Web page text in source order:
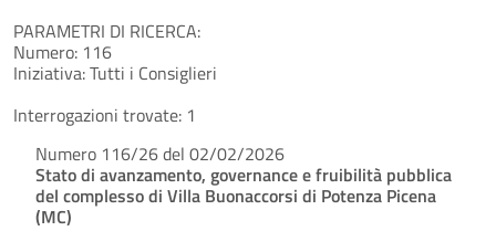
PARAMETRI DI RICERCA:
Numero: 116
Iniziativa:Tutti i Consiglieri
Interrogazioni trovate: 1
Numero 116/26 del 02/02/2026
Stato di avanzamento, governance e fruibilità pubblica
del complesso di Villa Buonaccorsi di Potenza Picena
(MC)